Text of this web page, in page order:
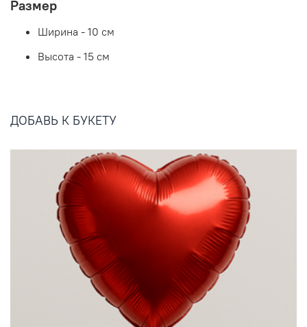
Размер
Ширина - 10 см
Высота - 15 см
ДОБАВЬ К БУКЕТУ